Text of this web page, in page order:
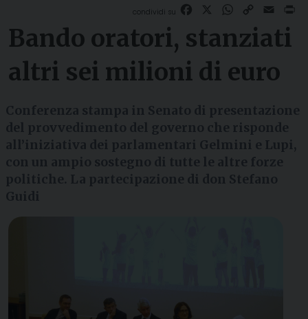
FacebookWhatsApp
Copy
Link
Email
Bando oratori, stanziati
altri sei milioni di euro